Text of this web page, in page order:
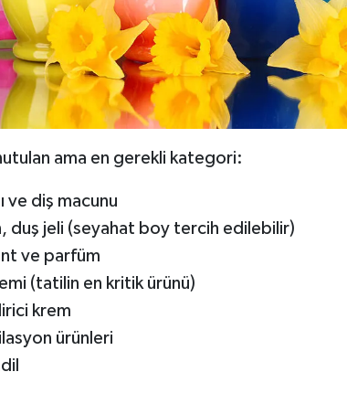
ama en gerekli kategori:
ve diş macunu
duş jeli (seyahat boy tercih edilebilir)
ve parfüm
(tatilin en kritik ürünü)
krem
ürünleri